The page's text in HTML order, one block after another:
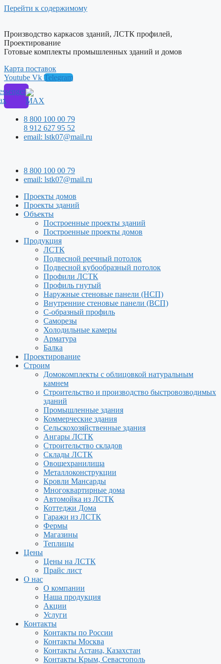
Перейти к содержимому
Производство каркасов зданий, ЛСТК профилей,
Проектирование
Готовые комплекты промышленных зданий и домов
Карта поставок
Youtube Vk Telegram
8 800 100 00 79
8 912 627 95 52
email: lstk07@mail.ru
8 800 100 00 79
email: lstk07@mail.ru
Проекты домов
Проекты зданий
Объекты
Построенные проекты зданий
Построенные проекты домов
Продукция
ЛСТК
Подвесной реечный потолок
Подвесной кубообразный потолок
Профили ЛСТК
Профиль гнутый
Наружные стеновые панели (НСП)
Внутренние стеновые панели (ВСП)
С-образный профиль
Саморезы
Холодильные камеры
Арматура
Балка
Проектирование
Строим
Домокомплекты с облицовкой натуральным
камнем
Строительство и производство быстровозводимых
зданий
Промышленные здания
Коммерческие здания
Сельскохозяйственные здания
Ангары ЛСТК
Строительство складов
Склады ЛСТК
Овощехранилища
Металлоконструкции
Кровли Мансарды
Многоквартирные дома
Автомойка из ЛСТК
Коттеджи Дома
Гаражи из ЛСТК
Фермы
Магазины
Теплицы
Цены
Цены на ЛСТК
Прайс лист
О нас
О компании
Наша продукция
Акции
Услуги
Контакты
Контакты по России
Контакты Москва
Контакты Астана, Казахстан
Контакты Крым, Севастополь